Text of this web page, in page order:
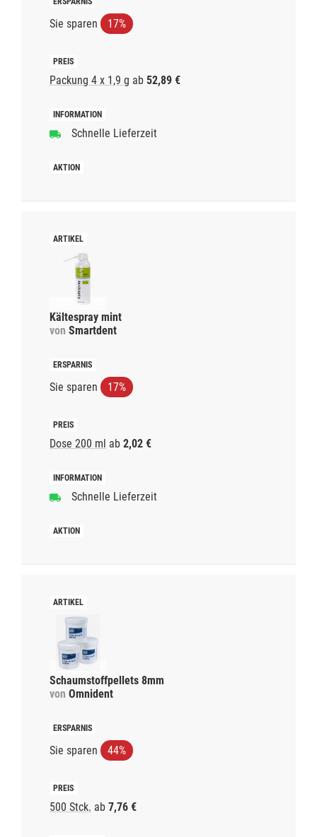
Sie sparen 17%
Packung 4 x 1,9 g ab 52,89 €
Schnelle Lieferzeit
Kältespray mint
von Smartdent
Sie sparen 17%
Dose 200 ml ab 2,02 €
Schnelle Lieferzeit
Schaumstoffpellets 8mm
von Omnident
Sie sparen 44%
500 Stck. ab 7,76 €